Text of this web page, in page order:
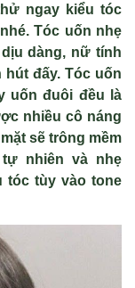
ử ngay kiểu tóc
é. Tóc uốn nhẹ
dàng, nữ tính
hút đấy. Tóc uốn
uốn đuôi đều là
nhiều cô náng
ặt sẽ trông mềm
ự nhiên và nhẹ
tóc tùy vào tone